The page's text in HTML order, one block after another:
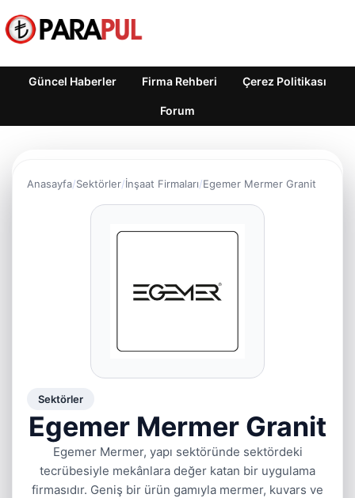
Güncel Haberler Firma Rehberi Çerez Politikası
Forum
Anasayfa Sektörler İnşaat Firmaları Egemer Mermer Granit
Sektörler
Egemer Mermer Granit
Egemer Mermer, yapı sektöründe sektördeki
tecrübesiyle mekânlara değer katan bir uygulama
firmasıdır. Geniş bir ürün gamıyla mermer, kuvars ve